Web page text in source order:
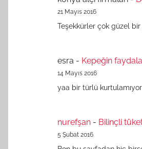
21 Mayıs 2016
Teşekkürler çok güzel bir
esra - Kepeğin
14 Mayıs 2016
yaa bir türlü
nurefşan - Bilinçli
5 Şubat 2016